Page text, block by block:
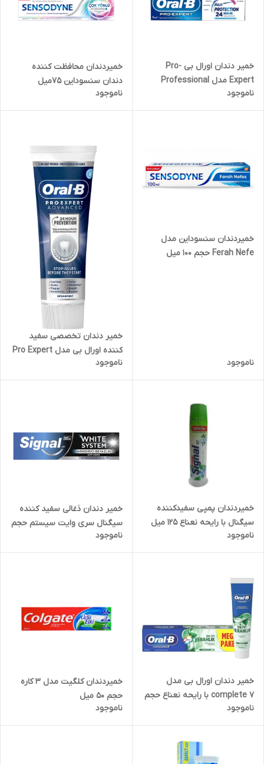
خمیر دندان اورال بی Pro-
Expert مدل Professional
Protection حجم 75 میل
ناموجود
خمیردندان محافظت کننده
دندان سنسوداین 75میل
ناموجود
خمیردندان سنسوداین مدل
Ferah Nefe حجم 100 میل
ناموجود
خمیر دندان تخصصی سفید
کننده اورال بی مدل Pro Expert
Advanced حجم 75 میل
ناموجود
خمیردندان پمپی سفیدکننده
سیگنال با رایحه نعناع 125 میل
ناموجود
خمیر دندان ذغالی سفید کننده
سیگنال سری وایت سیستم حجم
75 میل
ناموجود
خمیر دندان اورال بی مدل
complete 7 با رایحه نعناع حجم
125 میل
ناموجود
خمیردندان کلگیت مدل 3 کاره
حجم 50 میل
ناموجود